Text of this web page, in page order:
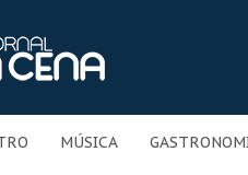
MÚSICA